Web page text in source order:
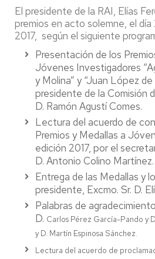
El presidente de la RAI, Elías
premios en acto solemne, el día
2017, según el siguiente
Presentación de los
Jóvenes Investigadores
y Molina” y “Juan López
presidente de la Comisión
D. Ramón Agustí Comes.
Lectura del acuerdo de
Premios y Medallas a
edición 2017, por el
D. Antonio Colino Martínez.
Entrega de las Medallas y
presidente, Excmo. Sr. D.
Palabras de
D. Carlos Pérez García-Pando y
y D. Martín Espinosa Sánchez.
Lectura del acuerdo de